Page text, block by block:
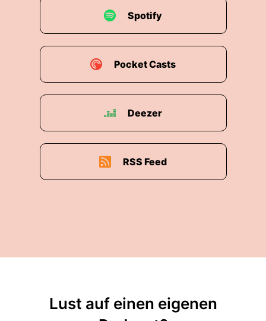
Spotify
Pocket Casts
Deezer
RSS Feed
Lust auf einen eigenen